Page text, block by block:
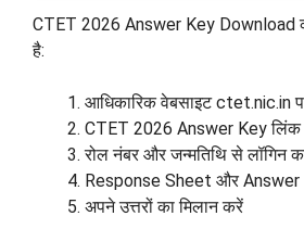
CTET 2026 Answer Key Download
है:
आधिकारिक वेबसाइट ctet.nic.in
CTET 2026 Answer Key
रोल नंबर और जन्मतिथि से लॉगिन
Response Sheet और Answer
अपने उत्तरों का मिलान करें